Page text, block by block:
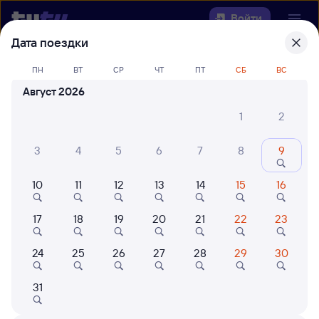
Войти
Выберите день, чтобы найтиж/д
билеты Узловая-1 — Идель
Куда
Когда
Кто едет
Найти поезда
Дата поездки
ПН ВТ СР ЧТ ПТ СБ ВС
Август 2026
1
2
3 4 5 6 7 8 9
10 11 12 13 14 15 16
17 18 19 20 21 22 23
24 25 26 27 28 29 30
31